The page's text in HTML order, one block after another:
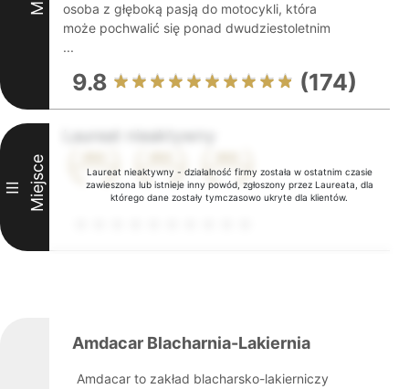
osoba z głęboką pasją do motocykli, która
może pochwalić się ponad dwudziestoletnim
...
9.8 (174)
Laureat nieaktywny - działalność firmy została w ostatnim czasie
zawieszona lub istnieje inny powód, zgłoszony przez Laureata, dla
którego dane zostały tymczasowo ukryte dla klientów.
III Miejsce
Amdacar Blacharnia-Lakiernia
Amdacar to zakład blacharsko-lakierniczy